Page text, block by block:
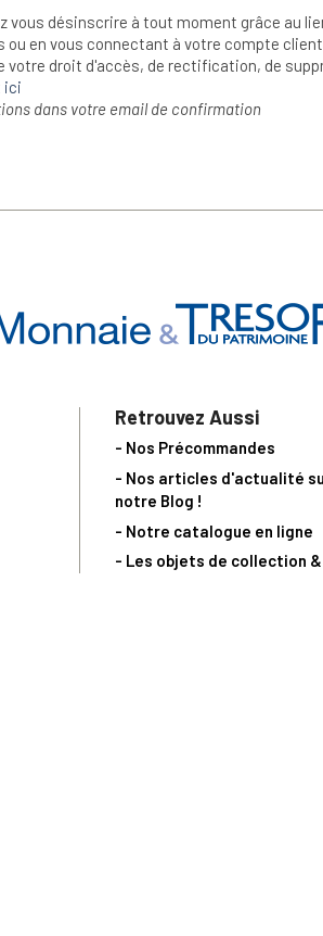
vous désinscrire à tout moment grâce au
ou en vous connectant à votre compte
votre droit d'accès, de rectification, de
ici
dans votre email de confirmation
Retrouvez Aussi
- Nos Précommandes
- Nos articles d'actualité
notre Blog !
- Notre catalogue en ligne
- Les objets de collection